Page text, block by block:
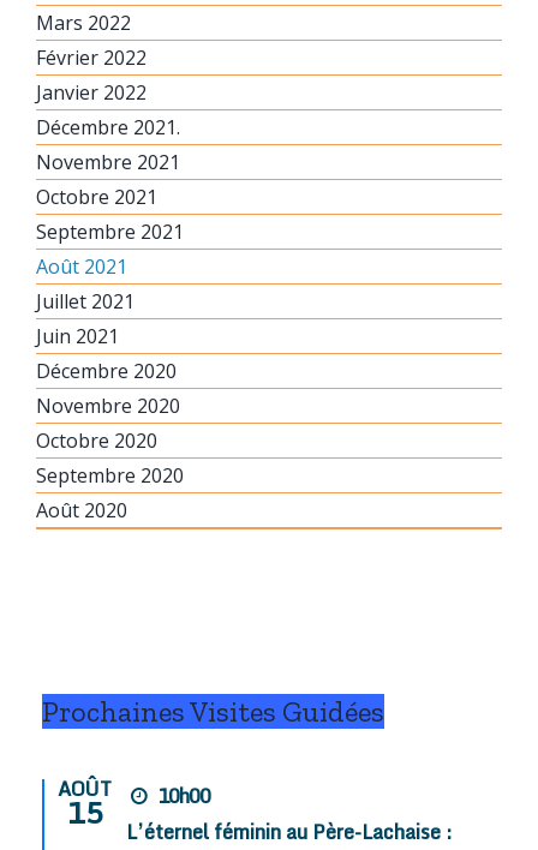
Mars 2022
Février 2022
Janvier 2022
Décembre 2021.
Novembre 2021
Octobre 2021
Septembre 2021
Août 2021
Juillet 2021
Juin 2021
Décembre 2020
Novembre 2020
Octobre 2020
Septembre 2020
Août 2020
Prochaines Visites Guidées
AOÛT
15
10h00
L’éternel féminin au Père-Lachaise :